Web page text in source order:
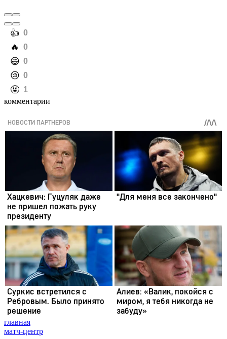
️👍 0
️🔥 0
️😄 0
️😢 0
️🤬 1
комментарии
главная
матч-центр